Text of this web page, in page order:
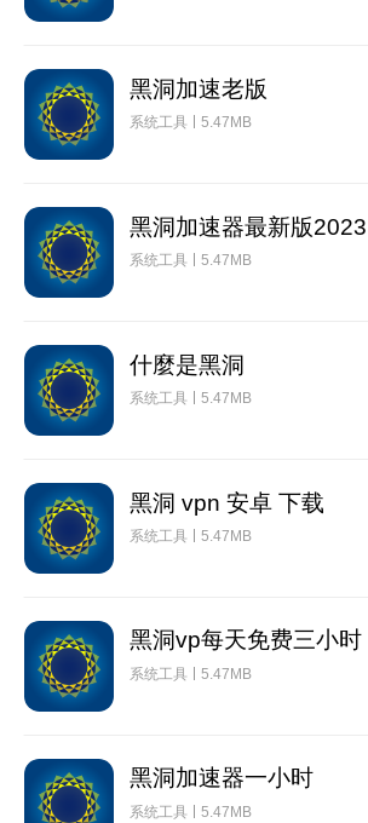
黑洞加速老版
系统工具 5.47MB
黑洞加速器最新版2023
系统工具 5.47MB
什麼是黑洞
系统工具 5.47MB
黑洞 vpn 安卓 下载
系统工具 5.47MB
黑洞vp每天免费三小时
系统工具 5.47MB
黑洞加速器一小时
系统工具 5.47MB